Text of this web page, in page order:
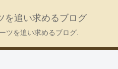
を追い求めるブログ
ツを追い求めるブログ.